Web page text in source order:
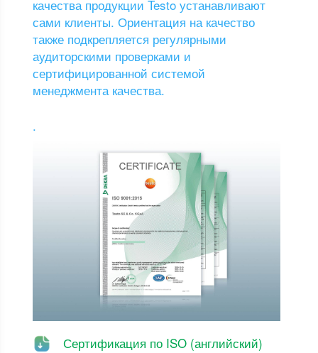
качества продукции Testo устанавливают
сами клиенты. Ориентация на качество
также подкрепляется регулярными
аудиторскими проверками и
сертифицированной системой
менеджмента качества.
.
Сертификация по ISO (английский)